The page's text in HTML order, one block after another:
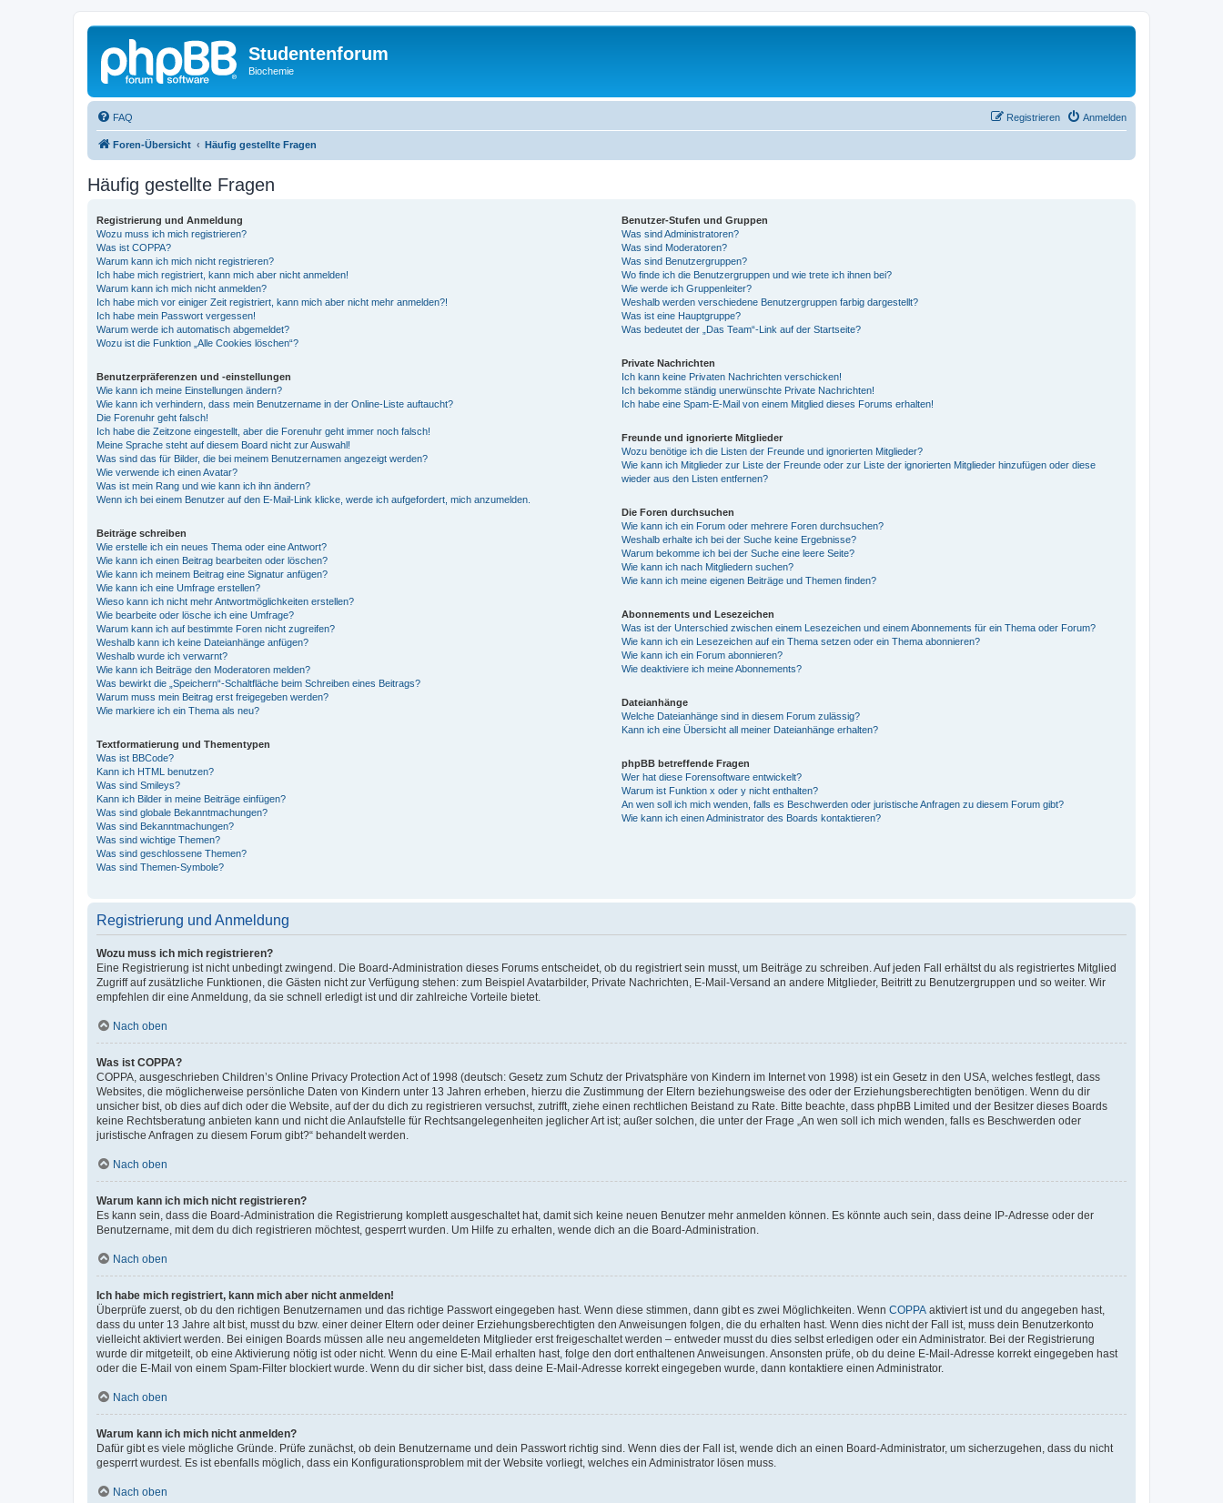
Studentenforum
Biochemie
FAQ Anmelden
Registrieren
Foren-Übersicht Häufig gestellte Fragen
Häufig gestellte Fragen
Registrierung und Anmeldung
Wozu muss ich mich registrieren?
Was ist COPPA?
Warum kann ich mich nicht registrieren?
Ich habe mich registriert, kann mich aber nicht anmelden!
Warum kann ich mich nicht anmelden?
Ich habe mich vor einiger Zeit registriert, kann mich aber nicht mehr anmelden?!
Ich habe mein Passwort vergessen!
Warum werde ich automatisch abgemeldet?
Wozu ist die Funktion „Alle Cookies löschen“?
Benutzerpräferenzen und -einstellungen
Wie kann ich meine Einstellungen ändern?
Wie kann ich verhindern, dass mein Benutzername in der Online-Liste auftaucht?
Die Forenuhr geht falsch!
Ich habe die Zeitzone eingestellt, aber die Forenuhr geht immer noch falsch!
Meine Sprache steht auf diesem Board nicht zur Auswahl!
Was sind das für Bilder, die bei meinem Benutzernamen angezeigt werden?
Wie verwende ich einen Avatar?
Was ist mein Rang und wie kann ich ihn ändern?
Wenn ich bei einem Benutzer auf den E-Mail-Link klicke, werde ich aufgefordert, mich anzumelden.
Beiträge schreiben
Wie erstelle ich ein neues Thema oder eine Antwort?
Wie kann ich einen Beitrag bearbeiten oder löschen?
Wie kann ich meinem Beitrag eine Signatur anfügen?
Wie kann ich eine Umfrage erstellen?
Wieso kann ich nicht mehr Antwortmöglichkeiten erstellen?
Wie bearbeite oder lösche ich eine Umfrage?
Warum kann ich auf bestimmte Foren nicht zugreifen?
Weshalb kann ich keine Dateianhänge anfügen?
Weshalb wurde ich verwarnt?
Wie kann ich Beiträge den Moderatoren melden?
Was bewirkt die „Speichern“-Schaltfläche beim Schreiben eines Beitrags?
Warum muss mein Beitrag erst freigegeben werden?
Wie markiere ich ein Thema als neu?
Textformatierung und Thementypen
Was ist BBCode?
Kann ich HTML benutzen?
Was sind Smileys?
Kann ich Bilder in meine Beiträge einfügen?
Was sind globale Bekanntmachungen?
Was sind Bekanntmachungen?
Was sind wichtige Themen?
Was sind geschlossene Themen?
Was sind Themen-Symbole?
Benutzer-Stufen und Gruppen
Was sind Administratoren?
Was sind Moderatoren?
Was sind Benutzergruppen?
Wo finde ich die Benutzergruppen und wie trete ich ihnen bei?
Wie werde ich Gruppenleiter?
Weshalb werden verschiedene Benutzergruppen farbig dargestellt?
Was ist eine Hauptgruppe?
Was bedeutet der „Das Team“-Link auf der Startseite?
Private Nachrichten
Ich kann keine Privaten Nachrichten verschicken!
Ich bekomme ständig unerwünschte Private Nachrichten!
Ich habe eine Spam-E-Mail von einem Mitglied dieses Forums erhalten!
Freunde und ignorierte Mitglieder
Wozu benötige ich die Listen der Freunde und ignorierten Mitglieder?
Wie kann ich Mitglieder zur Liste der Freunde oder zur Liste der ignorierten Mitglieder hinzufügen oder diese
wieder aus den Listen entfernen?
Die Foren durchsuchen
Wie kann ich ein Forum oder mehrere Foren durchsuchen?
Weshalb erhalte ich bei der Suche keine Ergebnisse?
Warum bekomme ich bei der Suche eine leere Seite?
Wie kann ich nach Mitgliedern suchen?
Wie kann ich meine eigenen Beiträge und Themen finden?
Abonnements und Lesezeichen
Was ist der Unterschied zwischen einem Lesezeichen und einem Abonnements für ein Thema oder Forum?
Wie kann ich ein Lesezeichen auf ein Thema setzen oder ein Thema abonnieren?
Wie kann ich ein Forum abonnieren?
Wie deaktiviere ich meine Abonnements?
Dateianhänge
Welche Dateianhänge sind in diesem Forum zulässig?
Kann ich eine Übersicht all meiner Dateianhänge erhalten?
phpBB betreffende Fragen
Wer hat diese Forensoftware entwickelt?
Warum ist Funktion x oder y nicht enthalten?
An wen soll ich mich wenden, falls es Beschwerden oder juristische Anfragen zu diesem Forum gibt?
Wie kann ich einen Administrator des Boards kontaktieren?
Registrierung und Anmeldung
Wozu muss ich mich registrieren?
Eine Registrierung ist nicht unbedingt zwingend. Die Board-Administration dieses Forums entscheidet, ob du registriert sein musst, um Beiträge zu schreiben. Auf jeden Fall erhältst du als registriertes Mitglied
Zugriff auf zusätzliche Funktionen, die Gästen nicht zur Verfügung stehen: zum Beispiel Avatarbilder, Private Nachrichten, E-Mail-Versand an andere Mitglieder, Beitritt zu Benutzergruppen und so weiter. Wir
empfehlen dir eine Anmeldung, da sie schnell erledigt ist und dir zahlreiche Vorteile bietet.
Nach oben
Was ist COPPA?
COPPA, ausgeschrieben Children’s Online Privacy Protection Act of 1998 (deutsch: Gesetz zum Schutz der Privatsphäre von Kindern im Internet von 1998) ist ein Gesetz in den USA, welches festlegt, dass
Websites, die möglicherweise persönliche Daten von Kindern unter 13 Jahren erheben, hierzu die Zustimmung der Eltern beziehungsweise des oder der Erziehungsberechtigten benötigen. Wenn du dir
unsicher bist, ob dies auf dich oder die Website, auf der du dich zu registrieren versuchst, zutrifft, ziehe einen rechtlichen Beistand zu Rate. Bitte beachte, dass phpBB Limited und der Besitzer dieses Boards
keine Rechtsberatung anbieten kann und nicht die Anlaufstelle für Rechtsangelegenheiten jeglicher Art ist; außer solchen, die unter der Frage „An wen soll ich mich wenden, falls es Beschwerden oder
juristische Anfragen zu diesem Forum gibt?“ behandelt werden.
Nach oben
Warum kann ich mich nicht registrieren?
Es kann sein, dass die Board-Administration die Registrierung komplett ausgeschaltet hat, damit sich keine neuen Benutzer mehr anmelden können. Es könnte auch sein, dass deine IP-Adresse oder der
Benutzername, mit dem du dich registrieren möchtest, gesperrt wurden. Um Hilfe zu erhalten, wende dich an die Board-Administration.
Nach oben
Ich habe mich registriert, kann mich aber nicht anmelden!
Überprüfe zuerst, ob du den richtigen Benutzernamen und das richtige Passwort eingegeben hast. Wenn diese stimmen, dann gibt es zwei Möglichkeiten. Wenn COPPA aktiviert ist und du angegeben hast,
dass du unter 13 Jahre alt bist, musst du bzw. einer deiner Eltern oder deiner Erziehungsberechtigten den Anweisungen folgen, die du erhalten hast. Wenn dies nicht der Fall ist, muss dein Benutzerkonto
vielleicht aktiviert werden. Bei einigen Boards müssen alle neu angemeldeten Mitglieder erst freigeschaltet werden – entweder musst du dies selbst erledigen oder ein Administrator. Bei der Registrierung
wurde dir mitgeteilt, ob eine Aktivierung nötig ist oder nicht. Wenn du eine E-Mail erhalten hast, folge den dort enthaltenen Anweisungen. Ansonsten prüfe, ob du deine E-Mail-Adresse korrekt eingegeben hast
oder die E-Mail von einem Spam-Filter blockiert wurde. Wenn du dir sicher bist, dass deine E-Mail-Adresse korrekt eingegeben wurde, dann kontaktiere einen Administrator.
Nach oben
Warum kann ich mich nicht anmelden?
Dafür gibt es viele mögliche Gründe. Prüfe zunächst, ob dein Benutzername und dein Passwort richtig sind. Wenn dies der Fall ist, wende dich an einen Board-Administrator, um sicherzugehen, dass du nicht
gesperrt wurdest. Es ist ebenfalls möglich, dass ein Konfigurationsproblem mit der Website vorliegt, welches ein Administrator lösen muss.
Nach oben